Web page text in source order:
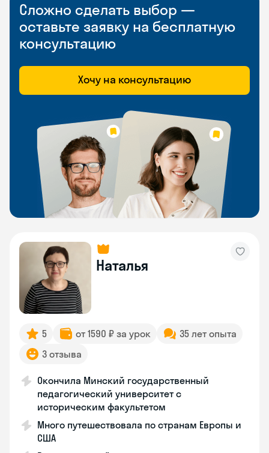
Сложно сделать выбор —
оставьте заявку на бесплатную
консультацию
Хочу на консультацию
Наталья
5 от 1590 ₽ за урок
35 лет опыта
3 отзыва
Окончила Минский государственный
педагогический университет с
историческим факультетом
Много путешествовала по странам Европы и
США